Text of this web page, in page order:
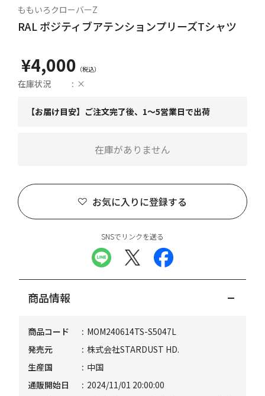
ももいろクローバーZ
RAL ポジティブアテンションプリーズTシャツ
¥4,000
在庫状況 ×
【お届け目安】ご注文完了後、1～5営業日で出荷
お気に入りに登録する
在庫がありません
SNSでリンクを送る
商品情報
商品コード
MOM240614TS-S5047L
発売元
株式会社STARDUST HD.
生産国
中国
通販開始日
2024/11/01 20:00:00